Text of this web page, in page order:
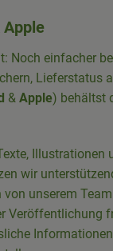
Apple
Noch einfacher
Lieferstatus
& Apple) behältst
Illustrationen
wir
von unserem
Veröffentlichung